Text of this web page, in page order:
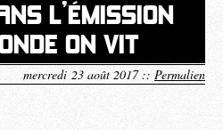
L’ÉMISSION
ON VIT
mercredi 23 août 2017 :: Permalien